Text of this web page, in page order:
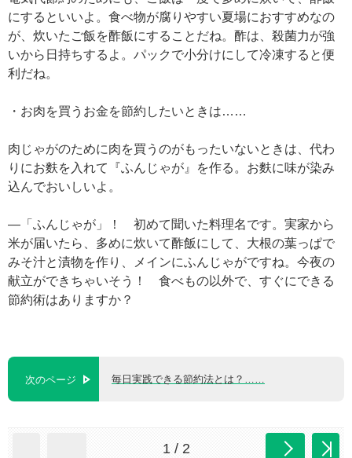
にするといいよ。食べ物が腐りやすい夏場におすすめなの
が、炊いたご飯を酢飯にすることだね。酢は、殺菌力が強
いから日持ちするよ。パックで小分けにして冷凍すると便
利だね。
・お肉を買うお金を節約したいときは……
肉じゃがのために肉を買うのがもったいないときは、代わ
りにお麩を入れて『ふんじゃが』を作る。お麩に味が染み
込んでおいしいよ。
—「ふんじゃが」！ 初めて聞いた料理名です。実家から
米が届いたら、多めに炊いて酢飯にして、大根の葉っぱで
みそ汁と漬物を作り、メインにふんじゃがですね。今夜の
献立ができちゃいそう！ 食べもの以外で、すぐにできる
節約術はありますか？
次のページ 毎日実践できる節約法とは？……
1 / 2